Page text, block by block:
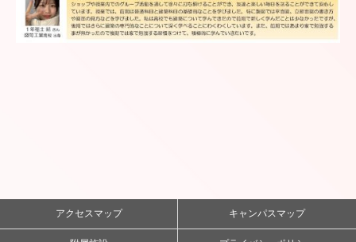
アクセスマップ キャンパスマップ